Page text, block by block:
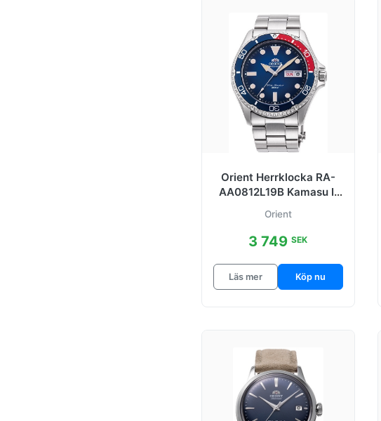
Orient Herrklocka RA-
AA0812L19B Kamasu II
Orient
3 749SEK
Läs mer Köp nu